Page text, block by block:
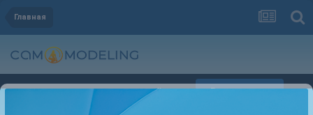
Главная
Уже зарегистрированы? Войти Регистрация